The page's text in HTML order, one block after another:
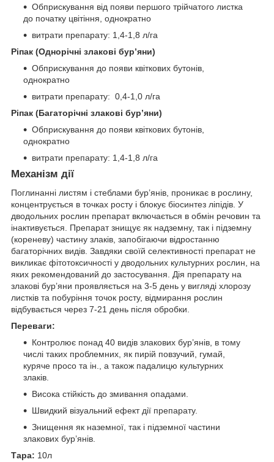
Обприскування від появи першого трійчатого листка
до початку цвітіння, однократно
витрати препарату: 1,4-1,8 л/га
Ріпак (Однорічні злакові бур’яни)
Обприскування до появи квіткових бутонів,
однократно
витрати препарату: 0,4-1,0 л/га
Ріпак (Багаторічні злакові бур’яни)
Обприскування до появи квіткових бутонів,
однократно
витрати препарату: 1,4-1,8 л/га
Механізм дії
Поглинанні листям і стеблами бур’янів, проникає в рослину,
концентрується в точках росту і блокує біосинтез ліпідів. У
дводольних рослин препарат включається в обмін речовин та
інактивується. Препарат знищує як надземну, так і підземну
(кореневу) частину злаків, запобігаючи відростанню
багаторічних видів. Завдяки своїй селективності препарат не
викликає фітотоксичності у дводольних культурних рослин, на
яких рекомендований до застосування. Дія препарату на
злакові бур’яни проявляється на 3-5 день у вигляді хлорозу
листків та побуріння точок росту, відмирання рослин
відбувається через 7-21 день після обробки.
Переваги:
Контролює понад 40 видів злакових бур’янів, в тому
числі таких проблемних, як пирій повзучий, гумай,
куряче просо та ін., а також падалицю культурних
злаків.
Висока стійкість до змивання опадами.
Швидкий візуальний ефект дії препарату.
Знищення як наземної, так і підземної частини
злакових бур’янів.
Тара: 10л